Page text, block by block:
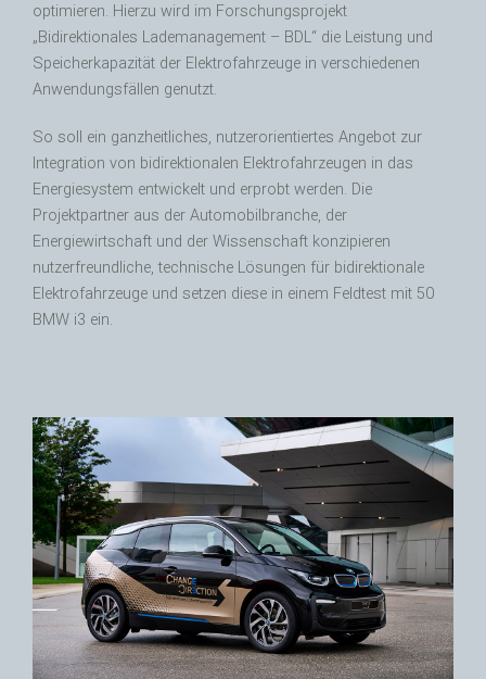
optimieren. Hierzu wird im Forschungsprojekt
„Bidirektionales Lademanagement – BDL“ die Leistung und
Speicherkapazität der Elektrofahrzeuge in verschiedenen
Anwendungsfällen genutzt.
So soll ein ganzheitliches, nutzerorientiertes Angebot zur
Integration von bidirektionalen Elektrofahrzeugen in das
Energiesystem entwickelt und erprobt werden. Die
Projektpartner aus der Automobilbranche, der
Energiewirtschaft und der Wissenschaft konzipieren
nutzerfreundliche, technische Lösungen für bidirektionale
Elektrofahrzeuge und setzen diese in einem Feldtest mit 50
BMW i3 ein.
© BMW Group